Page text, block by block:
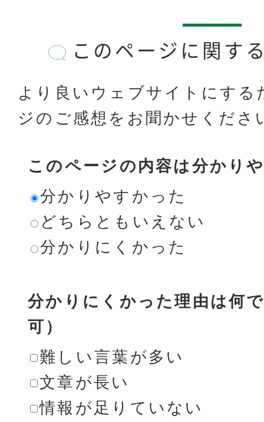
このページに関す
より良いウェブサイトにする
ジのご感想をお聞かせくださ
このページの内容は分かり
分かりやすかった
どちらともいえない
分かりにくかった
分かりにくかった理由は何
可）
難しい言葉が多い
文章が長い
情報が足りていない